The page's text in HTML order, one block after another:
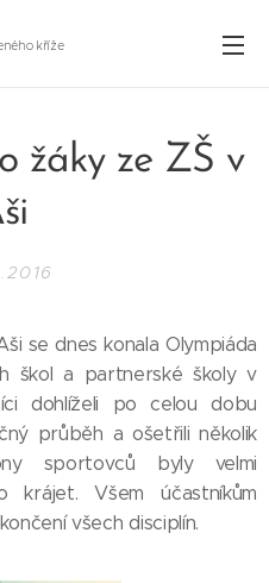
kříže
žáky ze ZŠ v
se dnes konala Olympiáda
škol a partnerské školy v
dohlíželi po celou dobu
průběh a ošetřili několik
sportovců byly velmi
krájet. Všem účastníkům
všech disciplín.